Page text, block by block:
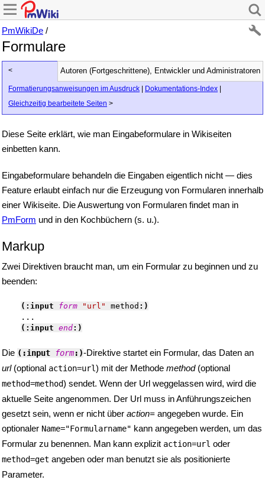
PmWikiDe /
Formulare
Autoren (Fortgeschrittene), Entwickler und Administratoren
<
Formatierungsanweisungen im Ausdruck Dokumentations-Index
Gleichzeitig bearbeitete Seiten >
Diese Seite erklärt, wie man Eingabeformulare in Wikiseiten
einbetten kann.
Eingabeformulare behandeln die Eingaben eigentlich nicht — dies
Feature erlaubt einfach nur die Erzeugung von Formularen innerhalb
einer Wikiseite. Die Auswertung von Formularen findet man in
PmForm und in den Kochbüchern (s. u.).
Markup
Zwei Direktiven braucht man, um ein Formular zu beginnen und zu
beenden:
(:input form "url" method :)
    ...
(:input end:)
Die (:input form:)-Direktive startet ein Formular, das Daten an
url(optional action=url) mit der Methode method(optional
method=method) sendet. Wenn der Url weggelassen wird, wird die
aktuelle Seite angenommen. Der Url muss in Anführungszeichen
gesetzt sein, wenn er nicht über action= angegeben wurde. Ein
optionaler Name="Formularname" kann angegeben werden, um das
Formular zu benennen. Man kann explizit action=url oder
method=get angeben oder man benutzt sie als positionierte
Parameter.